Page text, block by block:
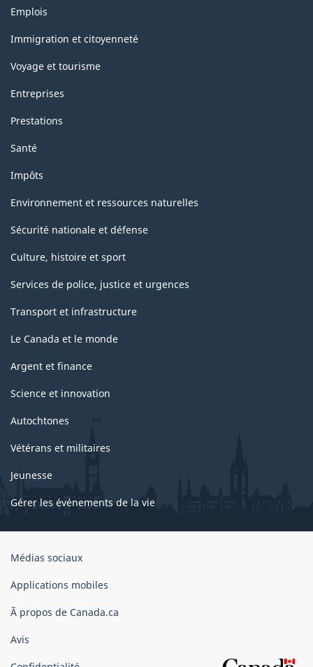
Thèmes
sujets
Emplois
Immigration et citoyenneté
Voyage et tourisme
Entreprises
Prestations
Santé
Impôts
Environnement et ressources naturelles
Sécurité nationale et défense
Culture, histoire et sport
Services de police, justice et urgences
Transport et infrastructure
Le Canada et le monde
Argent et finance
Science et innovation
Autochtones
Vétérans et militaires
Jeunesse
Gérer les événements de la vie
Organisation
gouvernement
Canada
Médias sociaux
Applications mobiles
Ã propos de Canada.ca
Avis